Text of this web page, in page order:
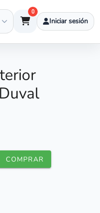
0
Iniciar sesión
COMPRAR